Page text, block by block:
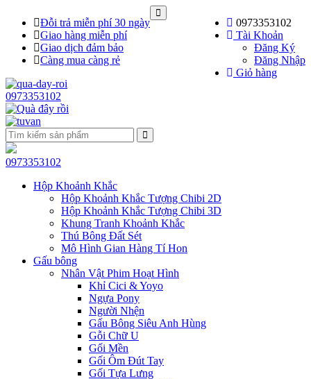
Đỗi trả miễn phí 30 ngày
Giao hàng miễn phí
Giao dịch đảm bảo
Càng mua càng rẻ
0973353102
Tài Khoản
Đăng Ký
Đăng Nhập
Giỏ hàng
0973353102
0973353102
Hộp Khoảnh Khắc
Hộp Khoảnh Khắc Tượng Chibi 2D
Hộp Khoảnh Khắc Tượng Chibi 3D
Khung Tranh Khoảnh Khắc
Thú Bông Đất Sét
Mô Hình Gian Hàng Tí Hon
Gấu bông
Nhân Vật Phim Hoạt Hình
Khỉ Cici & Yoyo
Ngựa Pony
Người Nhện
Gấu Bông Siêu Anh Hùng
Gỗi Chữ U
Gối Mền
Gối Ôm Đút Tay
Gối Tựa Lưng